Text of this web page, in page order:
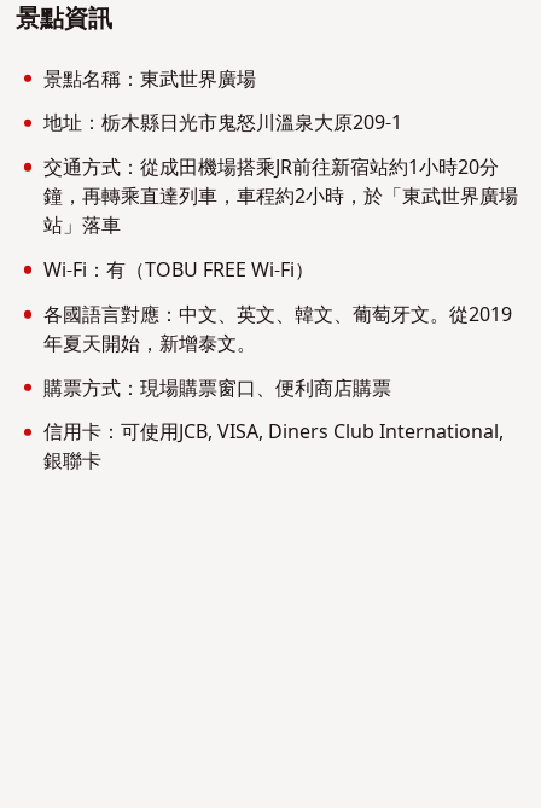
景點資訊
景點名稱：東武世界廣場
地址：栃木縣日光市鬼怒川溫泉大原209-1
交通方式：從成田機場搭乘JR前往新宿站約1小時20分
鐘，再轉乘直達列車，車程約2小時，於「東武世界廣場
站」落車
Wi-Fi：有（TOBU FREE Wi-Fi）
各國語言對應：中文、英文、韓文、葡萄牙文。從2019
年夏天開始，新增泰文。
購票方式：現場購票窗口、便利商店購票
信用卡：可使用JCB, VISA, Diners Club International,
銀聯卡